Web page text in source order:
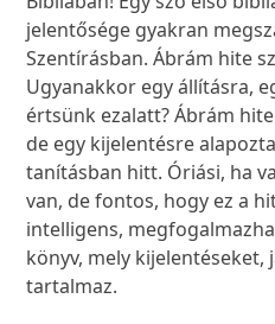
jelentősége gyakran
Szentírásban. Ábrám hite
Ugyanakkor egy állításra,
értsünk ezalatt? Ábrám
de egy kijelentésre
tanításban hitt. Óriási, ha
van, de fontos, hogy ez a
intelligens,
könyv, mely
tartalmaz.